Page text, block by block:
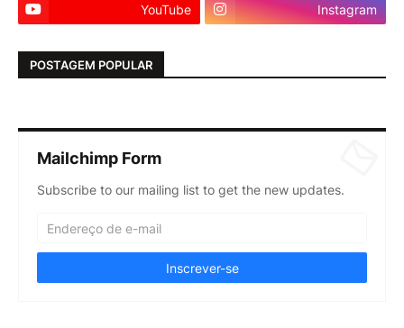
YouTube Instagram
POSTAGEM POPULAR
Mailchimp Form
Subscribe to our mailing list to get the new updates.